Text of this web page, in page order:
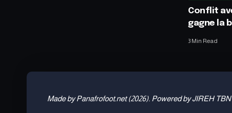
Conflit
gagne la
3 Min Read
Made by Panafrofoot.net (2026). Powered by JIREH